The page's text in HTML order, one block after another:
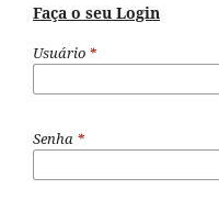
Faça o seu Login
Usuário *
Senha *